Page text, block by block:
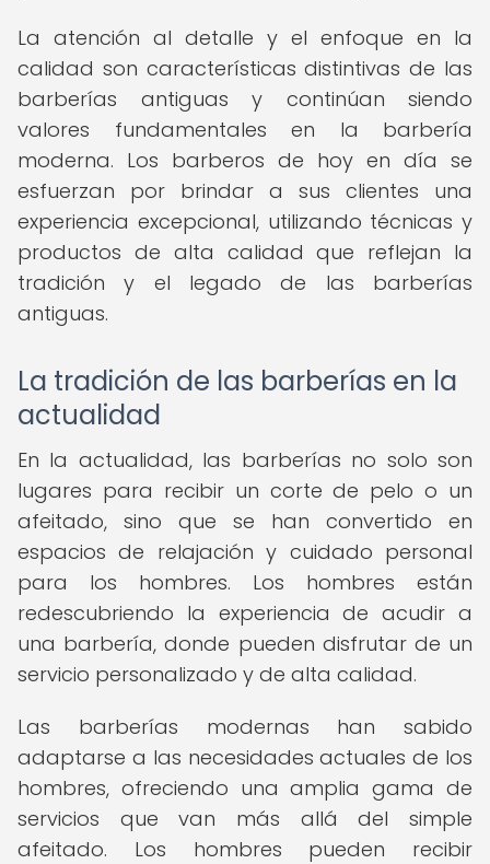
La atención al detalle y el enfoque en la
calidad son características distintivas de las
barberías antiguas y continúan siendo
valores fundamentales en la barbería
moderna. Los barberos de hoy en día se
esfuerzan por brindar a sus clientes una
experiencia excepcional, utilizando técnicas y
productos de alta calidad que reflejan la
tradición y el legado de las barberías
antiguas.
La tradición de las barberías en la
actualidad
En la actualidad, las barberías no solo son
lugares para recibir un corte de pelo o un
afeitado, sino que se han convertido en
espacios de relajación y cuidado personal
para los hombres. Los hombres están
redescubriendo la experiencia de acudir a
una barbería, donde pueden disfrutar de un
servicio personalizado y de alta calidad.
Las barberías modernas han sabido
adaptarse a las necesidades actuales de los
hombres, ofreciendo una amplia gama de
servicios que van más allá del simple
afeitado. Los hombres pueden recibir